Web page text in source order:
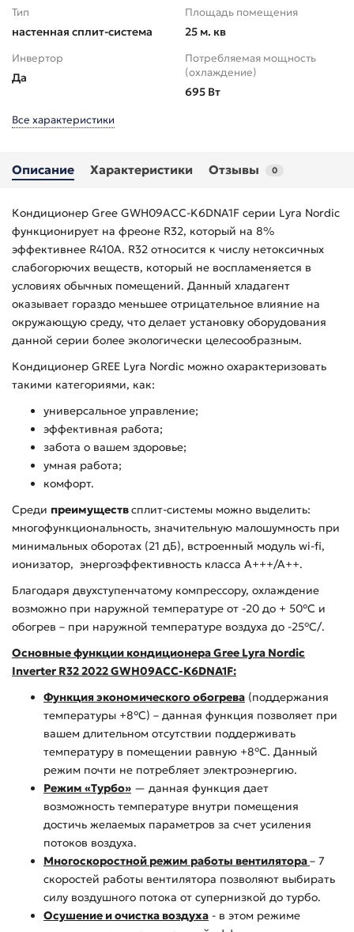
Тип
настенная сплит-система
Площадь помещения
25 м. кв
Инвертор
Да
Потребляемая мощность
(охлаждение)
695 Вт
Все характеристики
Описание Характеристики Отзывы 0
Кондиционер Gree GWH09ACC-K6DNA1F серии Lyra Nordic
функционирует на фреоне R32, который на 8%
эффективнее R410A. R32 относится к числу нетоксичных
слабогорючих веществ, который не воспламеняется в
условиях обычных помещений. Данный хладагент
оказывает гораздо меньшее отрицательное влияние на
окружающую среду, что делает установку оборудования
данной серии более экологически целесообразным.
Кондиционер GREE Lyra Nordic можно охарактеризовать
такими категориями, как:
универсальное управление;
эффективная работа;
забота о вашем здоровье;
умная работа;
комфорт.
Среди преимуществсплит-системы можно выделить:
многофункциональность, значительную малошумность при
минимальных оборотах (21 дБ), встроенный модуль wi-fi,
ионизатор, энергоэффективность класса А+++/А++.
Благодаря двухступенчатому компрессору, охлаждение
возможно при наружной температуре от -20 до + 50°С и
обогрев – при наружной температуре воздуха до -25°С/.
Основные функции кондиционера Gree Lyra Nordic
Inverter R32 2022 GWH09ACC-K6DNA1F:
Функция экономического обогрева (поддержания
температуры +8°С) – данная функция позволяет при
вашем длительном отсутствии поддерживать
температуру в помещении равную +8°С. Данный
режим почти не потребляет электроэнергию.
Режим «Турбо» — данная функция дает
возможность температуре внутри помещения
достичь желаемых параметров за счет усиления
потоков воздуха.
Многоскоростной режим работы вентилятора– 7
скоростей работы вентилятора позволяют выбирать
силу воздушного потока от супернизкой до турбо.
Осушение и очистка воздуха - в этом режиме